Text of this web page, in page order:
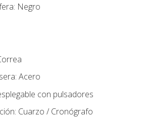
Negro
Acero
con pulsadores
Cuarzo / Cronógrafo